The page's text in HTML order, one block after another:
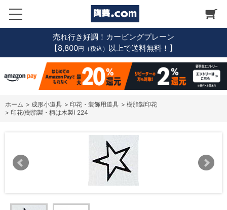
売れ行き好調！カービングプレーン
【8,800円（税込） 以上で送料無料！】
ホーム > 成形小道具 > 印花・装飾用道具 > 樹脂製印花
> 印花(樹脂製・柄は木製) 224